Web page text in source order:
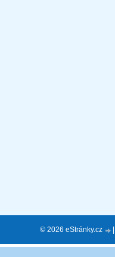
© 2026 eStránky.cz